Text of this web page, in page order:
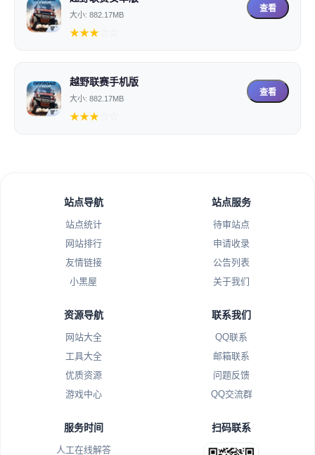
大小: 882.17MB
★★★
查看
越野联赛手机版
大小: 882.17MB
★★★
查看
站点导航
站点统计
网站排行
友情链接
小黑屋
站点服务
待审站点
申请收录
公告列表
关于我们
资源导航
网站大全
工具大全
优质资源
游戏中心
联系我们
QQ联系
邮箱联系
问题反馈
QQ交流群
服务时间
人工在线解答
扫码联系